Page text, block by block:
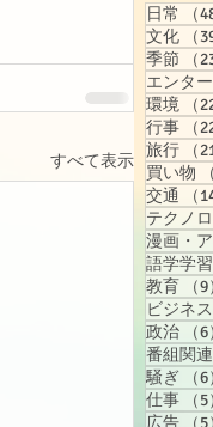
すべて表示
日常 （
文化
（
季節
（
エンタ
環境
（
行事
（
旅行
（
買い物
交通
（
テクノ
漫画・
語学学習
教育
（9
ビジネス
政治
（6
番組関連
騒ぎ
（6
仕事
（5
広告
（5